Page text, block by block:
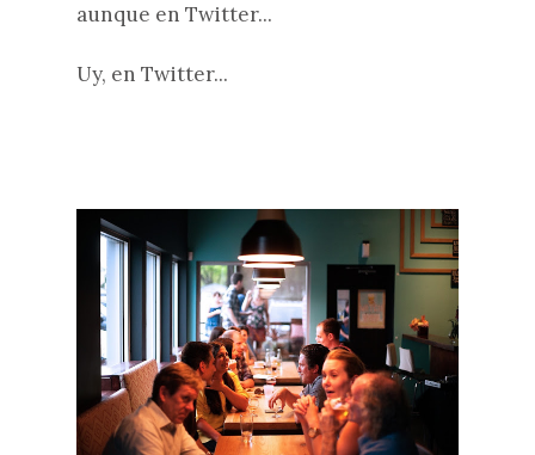
aunque en Twitter...
Uy, en Twitter...